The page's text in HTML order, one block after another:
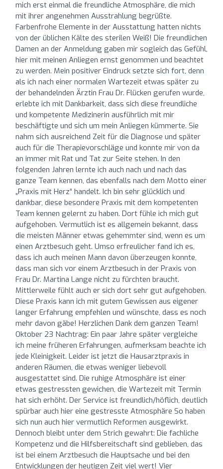
mich erst einmal die freundliche Atmosphäre, die mich
mit ihrer angenehmen Ausstrahlung begrüßte.
Farbenfrohe Elemente in der Ausstattung hatten nichts
von der üblichen Kälte des sterilen Weiß! Die freundlichen
Damen an der Anmeldung gaben mir sogleich das Gefühl,
hier mit meinen Anliegen ernst genommen und beachtet
zu werden. Mein positiver Eindruck setzte sich fort, denn
als ich nach einer normalen Wartezeit etwas später zu
der behandelnden Ärztin Frau Dr. Flücken gerufen wurde,
erlebte ich mit Dankbarkeit, dass sich diese freundliche
und kompetente Medizinerin ausführlich mit mir
beschäftigte und sich um mein Anliegen kümmerte. Sie
nahm sich ausreichend Zeit für die Diagnose und später
auch für die Therapievorschläge und konnte mir von da
an immer mit Rat und Tat zur Seite stehen. In den
folgenden Jahren lernte ich auch nach und nach das
ganze Team kennen, das ebenfalls nach dem Motto einer
„Praxis mit Herz“ handelt. Ich bin sehr glücklich und
dankbar, diese besondere Praxis mit dem kompetenten
Team kennen gelernt zu haben. Dort fühle ich mich gut
aufgehoben. Vermutlich ist es allgemein bekannt, dass
die meisten Männer etwas gehemmter sind, wenn es um
einen Arztbesuch geht. Umso erfreulicher fand ich es,
dass ich auch meinen Mann davon überzeugen konnte,
dass man sich vor einem Arztbesuch in der Praxis von
Frau Dr. Martina Lange nicht zu fürchten braucht.
Mittlerweile fühlt auch er sich dort sehr gut aufgehoben.
Diese Praxis kann ich mit gutem Gewissen aus eigener
langer Erfahrung empfehlen und wünschte, dass es noch
mehr davon gäbe! Herzlichen Dank dem ganzen Team!
Oktober 23 Nachtrag: Ein paar Jahre später vergleiche
ich meine früheren Erfahrungen, aufmerksam beachte ich
jede Kleinigkeit. Leider ist jetzt die Hausarztpraxis in
anderen Räumen, die etwas weniger liebevoll
ausgestattet sind. Die ruhige Atmosphäre ist einer
etwas gestressten gewichen, die Wartezeit mit Termin
hat sich erhöht. Der Service ist freundlich/höflich, deutlich
spürbar auch hier eine gestresste Atmosphäre So haben
sich nun auch hier vermutlich Reformen ausgewirkt.
Dennoch bleibt unter dem Strich gewahrt: Die fachliche
Kompetenz und die Hilfsbereitschaft sind geblieben, das
ist bei einem Arztbesuch die Hauptsache und bei den
Entwicklungen der heutigen Zeit viel wert! Vier